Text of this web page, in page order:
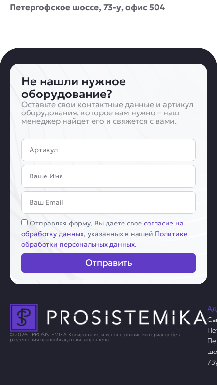
Петергофское шоссе, 73-у, офис 504
Не нашли нужное
оборудование?
Оставьте свои контактные данные и артикул
оборудования, которое вам нужно – наш
менеджер найдет его и свяжется с вами.
Артикул
Имя
Email
Соглашение
Отправляя форму, Вы даете свое согласие на
обработку данных, указанных в нашей Политике
обработки персональных данных.
Отправить
© 2026г. PROSISTEMIKA Копирование и использование материалов без
разрешения правообладателя запрещено